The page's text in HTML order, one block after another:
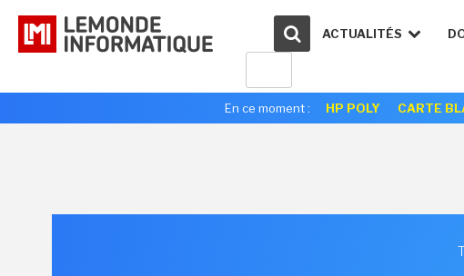
ACTUALITÉS
En ce moment : HP POLY CARTE